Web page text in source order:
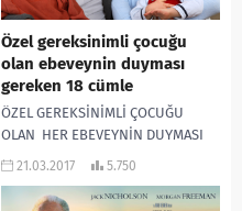
Özel gereksinimli çocuğu
olan ebeveynin duyması
gereken 18 cümle
ÖZEL GEREKSİNİMLİ ÇOCUĞU
OLAN HER EBEVEYNİN DUYMASI
GEREKEN 18 CÜMLE YALNIZ
özellikleri aynı olan başka bir
21.03.2017 5.750